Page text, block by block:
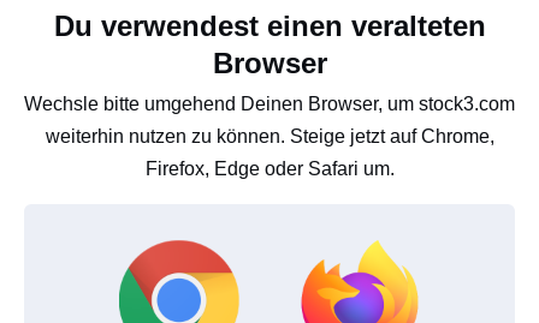
Du verwendest einen veralteten
Browser
Wechsle bitte umgehend Deinen Browser, um stock3.com
weiterhin nutzen zu können. Steige jetzt auf Chrome,
Firefox, Edge oder Safari um.